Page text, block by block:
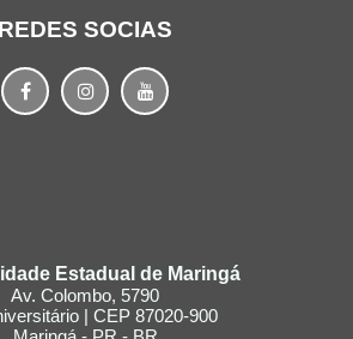
REDES SOCIAS
Estadual de Maringá
Av. Colombo, 5790
| CEP 87020-900